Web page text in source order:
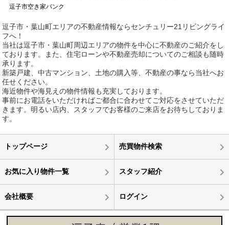
逗子市空き家バンク
逗子市・葉山町エリアの不動産情報ならセンチュリー21リビングライ
フへ！
当社は逗子市・葉山町周辺エリアの物件を中心に不動産のご紹介をし
ております。また、住宅ローンや不動産売却についてのご相談も随時
承ります。
新築戸建、中古マンション、土地の購入等、不動産の事なら当社へお
任せください。
海近物件や海見えの物件情報も充実しております。
事前にお電話をいただければご都合に合わせてご対応をさせていただ
きます。明るい店内、スタッフでお客様のご来店をお待ちしておりま
す。
トップページ 売買物件検索
お気に入り物件一覧 スタッフ紹介
会社概要 ログイン